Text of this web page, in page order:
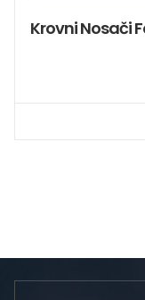
Krovni Nosači